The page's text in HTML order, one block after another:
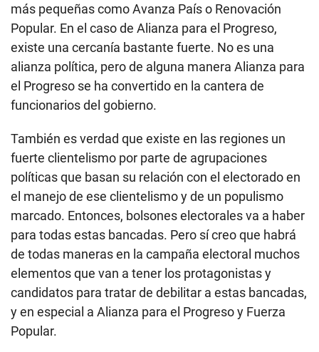
más pequeñas como Avanza País o Renovación
Popular. En el caso de Alianza para el Progreso,
existe una cercanía bastante fuerte. No es una
alianza política, pero de alguna manera Alianza para
el Progreso se ha convertido en la cantera de
funcionarios del gobierno.
También es verdad que existe en las regiones un
fuerte clientelismo por parte de agrupaciones
políticas que basan su relación con el electorado en
el manejo de ese clientelismo y de un populismo
marcado. Entonces, bolsones electorales va a haber
para todas estas bancadas. Pero sí creo que habrá
de todas maneras en la campaña electoral muchos
elementos que van a tener los protagonistas y
candidatos para tratar de debilitar a estas bancadas,
y en especial a Alianza para el Progreso y Fuerza
Popular.